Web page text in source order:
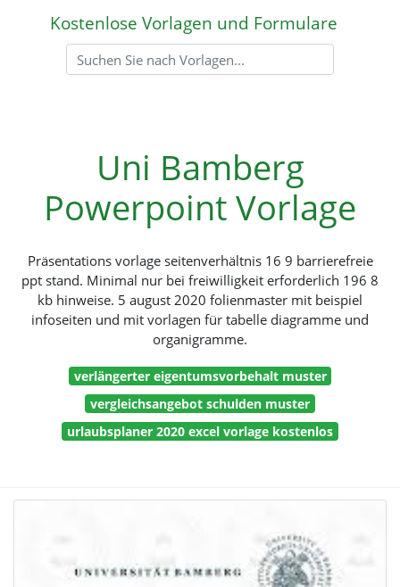
Kostenlose Vorlagen und Formulare
Uni Bamberg
Powerpoint Vorlage
Präsentations vorlage seitenverhältnis 16 9 barrierefreie
ppt stand. Minimal nur bei freiwilligkeit erforderlich 196 8
kb hinweise. 5 august 2020 folienmaster mit beispiel
infoseiten und mit vorlagen für tabelle diagramme und
organigramme.
verlängerter eigentumsvorbehalt muster
vergleichsangebot schulden muster
urlaubsplaner 2020 excel vorlage kostenlos